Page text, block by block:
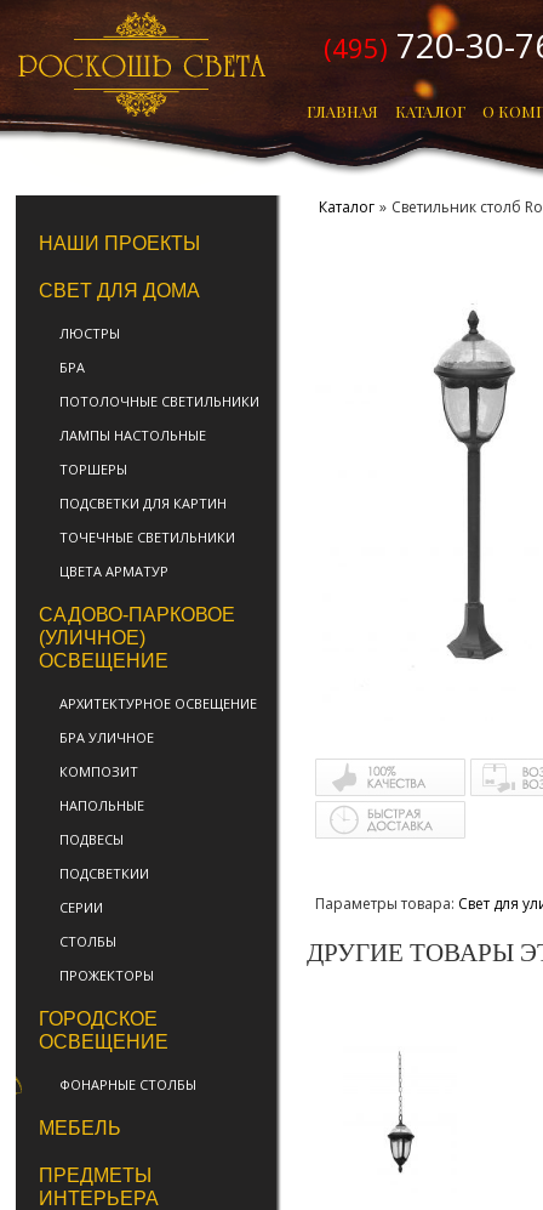
ГЛАВНАЯ КАТАЛОГ О
(495) 720-30-
НАШИ ПРОЕКТЫ
СВЕТ ДЛЯ ДОМА
ЛЮСТРЫ
БРА
ПОТОЛОЧНЫЕ СВЕТИЛЬНИКИ
ЛАМПЫ НАСТОЛЬНЫЕ
ТОРШЕРЫ
ПОДСВЕТКИ ДЛЯ КАРТИН
ТОЧЕЧНЫЕ СВЕТИЛЬНИКИ
ЦВЕТА АРМАТУР
САДОВО-ПАРКОВОЕ
(УЛИЧНОЕ)
ОСВЕЩЕНИЕ
АРХИТЕКТУРНОЕ ОСВЕЩЕНИЕ
БРА УЛИЧНОЕ
КОМПОЗИТ
НАПОЛЬНЫЕ
ПОДВЕСЫ
ПОДСВЕТКИИ
СЕРИИ
СТОЛБЫ
ПРОЖЕКТОРЫ
ГОРОДСКОЕ
ОСВЕЩЕНИЕ
ФОНАРНЫЕ СТОЛБЫ
МЕБЕЛЬ
ПРЕДМЕТЫ
ИНТЕРЬЕРА
Каталог » Светильник столб
Параметры товара: Свет для
ДРУГИЕ ТОВАРЫ